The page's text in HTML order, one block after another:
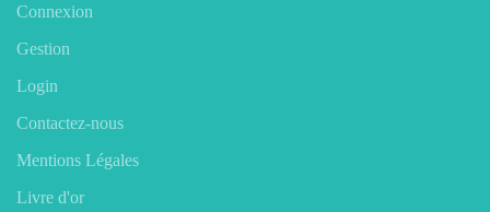
Connexion
Gestion
Login
Contactez-nous
Mentions Légales
Livre d'or